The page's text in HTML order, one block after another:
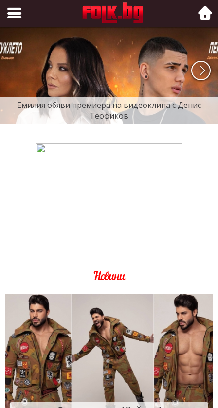
Folk.bg
Емилия обяви премиера на видеоклипа с Денис
Теофиков
Новини